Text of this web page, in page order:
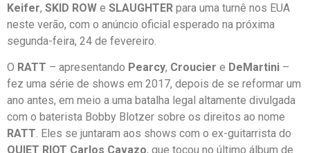
Keifer, SKID ROW e SLAUGHTER para uma turnê nos EUA
neste verão, com o anúncio oficial esperado na próxima
segunda-feira, 24 de fevereiro.
O RATT – apresentando Pearcy, Croucier e DeMartini –
fez uma série de shows em 2017, depois de se reformar um
ano antes, em meio a uma batalha legal altamente divulgada
com o baterista Bobby Blotzer sobre os direitos ao nome
RATT. Eles se juntaram aos shows com o ex-guitarrista do
QUIET RIOT Carlos Cavazo, que tocou no último álbum de